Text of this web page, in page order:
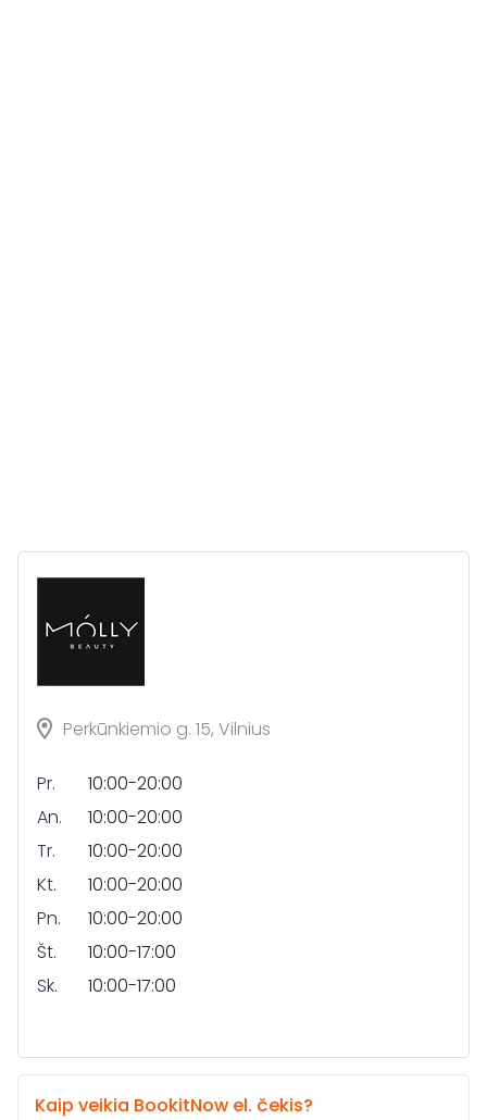
Perkūnkiemio g. 15, Vilnius
Pr.
10:00-20:00
An.
10:00-20:00
Tr.
10:00-20:00
Kt.
10:00-20:00
Pn.
10:00-20:00
Št.
10:00-17:00
Sk.
10:00-17:00
Kaip veikia BookitNow el. čekis?